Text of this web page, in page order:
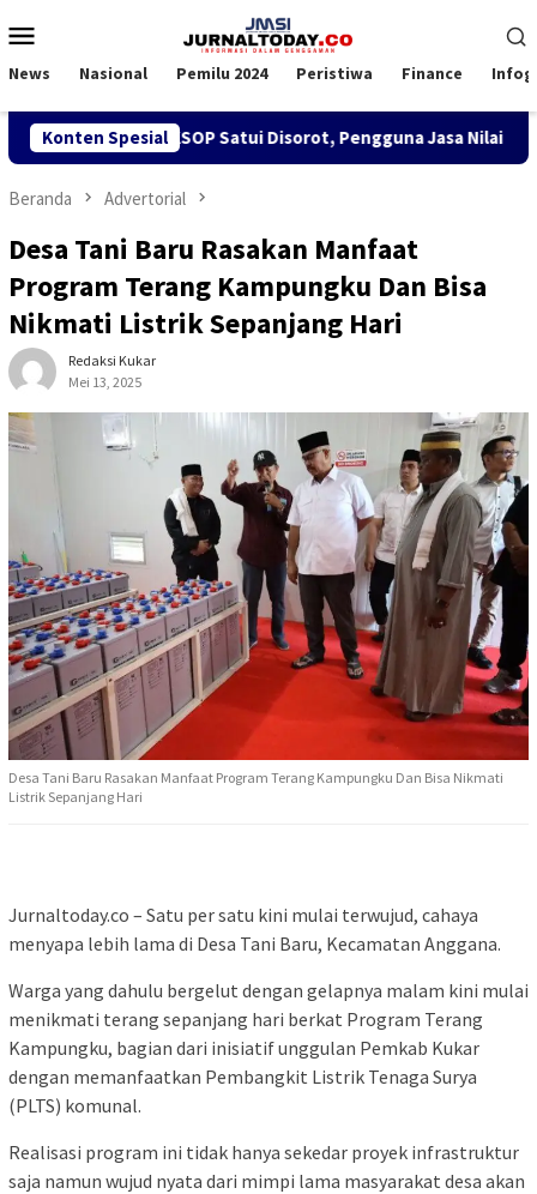
ke
Mobile
News Nasional Pemilu 2024 Peristiwa Finance
Konten Spesial
SPK TKBM di KSOP Satui Disorot, Pengguna Jasa Nilai Ganggu
Beranda Advertorial
Desa Tani Baru Rasakan Manfaat
Program Terang Kampungku Dan Bisa
Nikmati Listrik Sepanjang Hari
Redaksi Kukar
Mei 13, 2025
Desa Tani Baru Rasakan Manfaat Program Terang Kampungku Dan Bisa Nikmati
Listrik Sepanjang Hari
Jurnaltoday.co – Satu per satu kini mulai terwujud, cahaya
menyapa lebih lama di Desa Tani Baru, Kecamatan Anggana.
Warga yang dahulu bergelut dengan gelapnya malam kini mulai
menikmati terang sepanjang hari berkat Program Terang
Kampungku, bagian dari inisiatif unggulan Pemkab Kukar
dengan memanfaatkan Pembangkit Listrik Tenaga Surya
(PLTS) komunal.
Realisasi program ini tidak hanya sekedar proyek infrastruktur
saja namun wujud nyata dari mimpi lama masyarakat desa akan